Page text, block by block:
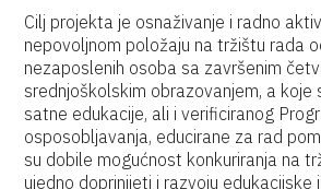
Cilj projekta je osnaživanje i radno
nepovoljnom položaju na tržištu rada
nezaposlenih osoba sa završenim
srednjoškolskim obrazovanjem, a
satne edukacije, ali i verificiranog
osposobljavanja, educirane za rad
su dobile mogućnost konkuriranja na
ujedno doprinijeti i razvoju edukacijske